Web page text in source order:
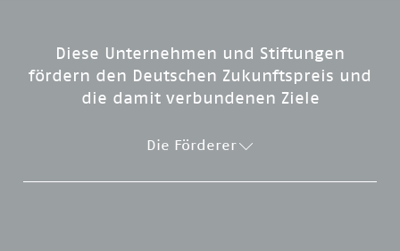
Diese Unternehmen und Stiftungen
fördern den Deutschen Zukunftspreis und
die damit verbundenen Ziele
Die Förderer